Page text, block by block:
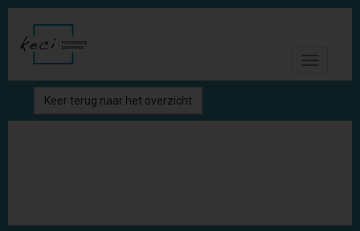
Toggle
Keer terug naar het overzicht